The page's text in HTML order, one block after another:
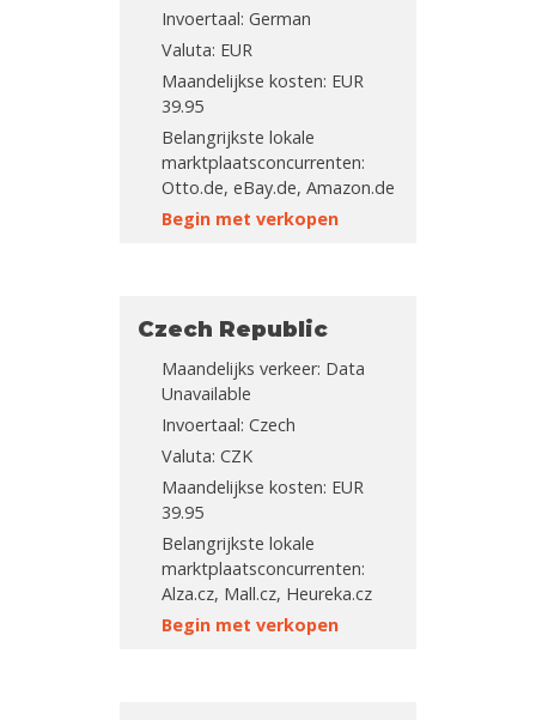
Invoertaal: German
Valuta: EUR
Maandelijkse kosten: EUR
39.95
Belangrijkste lokale
marktplaatsconcurrenten:
Otto.de, eBay.de, Amazon.de
Begin met verkopen
Czech Republic
Maandelijks verkeer: Data
Unavailable
Invoertaal: Czech
Valuta: CZK
Maandelijkse kosten: EUR
39.95
Belangrijkste lokale
marktplaatsconcurrenten:
Alza.cz, Mall.cz, Heureka.cz
Begin met verkopen